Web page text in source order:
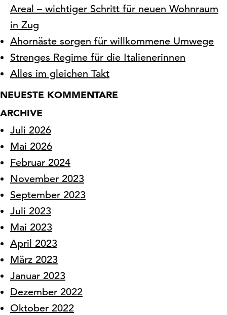
Areal – wichtiger Schritt für neuen Wohnraum
in Zug
Ahornäste sorgen für willkommene Umwege
Strenges Regime für die Italienerinnen
Alles im gleichen Takt
NEUESTE KOMMENTARE
ARCHIVE
Juli 2026
Mai 2026
Februar 2024
November 2023
September 2023
Juli 2023
Mai 2023
April 2023
März 2023
Januar 2023
Dezember 2022
Oktober 2022